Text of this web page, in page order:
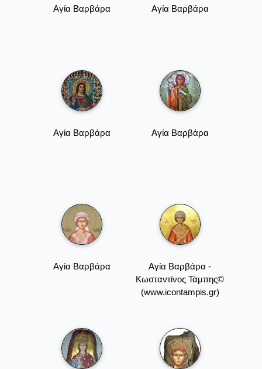
Αγία Βαρβάρα Αγία Βαρβάρα
Αγία Βαρβάρα Αγία Βαρβάρα
Αγία Βαρβάρα
Αγία Βαρβάρα -
Κωσταντίνος Τάμπης©
(www.icontampis.gr)